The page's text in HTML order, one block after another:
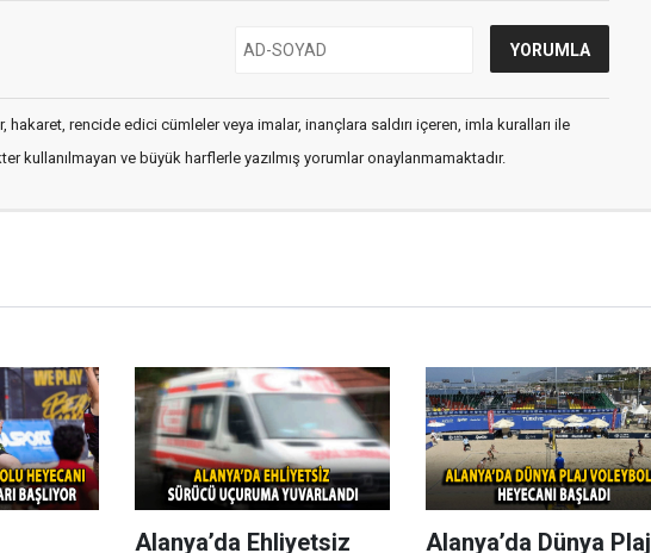
hakaret, rencide edici cümleler veya imalar, inançlara saldırı içeren, imla kuralları ile
kullanılmayan ve büyük harflerle yazılmış yorumlar onaylanmamaktadır.
Alanya’da Ehliyetsiz
Alanya’da Dünya Plaj